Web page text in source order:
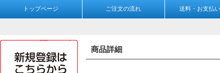
トップページ ご注文の流れ 送料・お支払
商品詳細